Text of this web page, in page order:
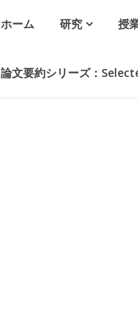
ホーム 研究 授
論文要約シリーズ：